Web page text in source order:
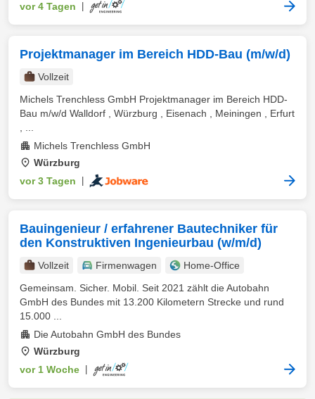
vor 4 Tagen
Projektmanager im Bereich HDD-Bau (m/w/d)
Vollzeit
Michels Trenchless GmbH Projektmanager im Bereich HDD-
Bau m/w/d Walldorf , Würzburg , Eisenach , Meiningen , Erfurt
Michels Trenchless GmbH
Würzburg
vor 3 Tagen
Bauingenieur / erfahrener Bautechniker für
den Konstruktiven Ingenieurbau (w/m/d)
Vollzeit Firmenwagen
Home-Office
Gemeinsam. Sicher. Mobil. Seit 2021 zählt die Autobahn
GmbH des Bundes mit 13.200 Kilometern Strecke und rund
15.000 ...
Die Autobahn GmbH des Bundes
Würzburg
vor 1 Woche